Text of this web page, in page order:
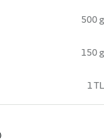
500 g
150 g
1 TL